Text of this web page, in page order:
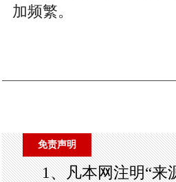
加频繁。
免责声明
1、凡本网注明“来